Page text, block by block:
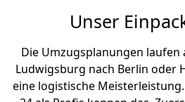
Unser
Die Umzugsplanungen
Ludwigsburg nach Berlin oder
eine logistische